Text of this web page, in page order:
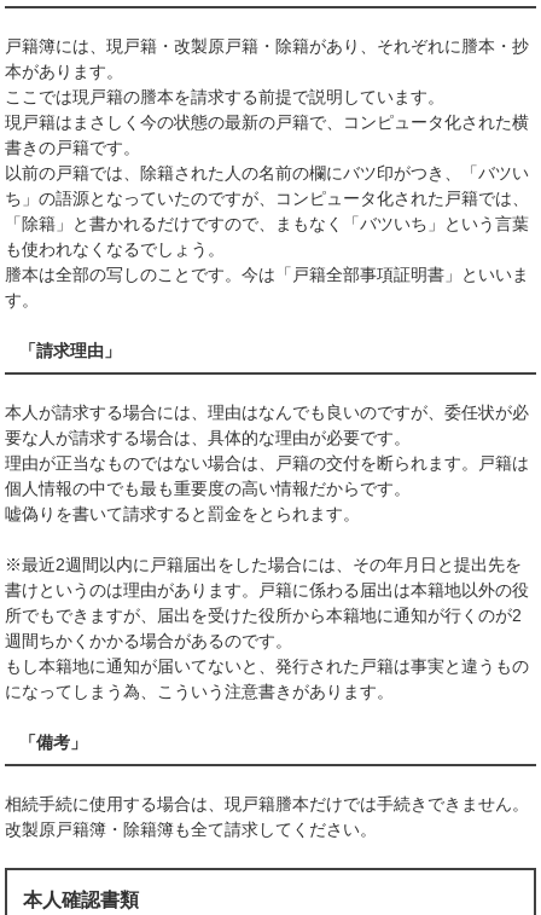
戸籍簿には、現戸籍・改製原戸籍・除籍があり、それぞれに謄本・抄
本があります。
ここでは現戸籍の謄本を請求する前提で説明しています。
現戸籍はまさしく今の状態の最新の戸籍で、コンピュータ化された横
書きの戸籍です。
以前の戸籍では、除籍された人の名前の欄にバツ印がつき、「バツい
ち」の語源となっていたのですが、コンピュータ化された戸籍では、
「除籍」と書かれるだけですので、まもなく「バツいち」という言葉
も使われなくなるでしょう。
謄本は全部の写しのことです。今は「戸籍全部事項証明書」といいま
す。
「請求理由」
本人が請求する場合には、理由はなんでも良いのですが、委任状が必
要な人が請求する場合は、具体的な理由が必要です。
理由が正当なものではない場合は、戸籍の交付を断られます。戸籍は
個人情報の中でも最も重要度の高い情報だからです。
嘘偽りを書いて請求すると罰金をとられます。
※最近2週間以内に戸籍届出をした場合には、その年月日と提出先を
書けというのは理由があります。戸籍に係わる届出は本籍地以外の役
所でもできますが、届出を受けた役所から本籍地に通知が行くのが2
週間ちかくかかる場合があるのです。
もし本籍地に通知が届いてないと、発行された戸籍は事実と違うもの
になってしまう為、こういう注意書きがあります。
「備考」
相続手続に使用する場合は、現戸籍謄本だけでは手続きできません。
改製原戸籍簿・除籍簿も全て請求してください。
本人確認書類